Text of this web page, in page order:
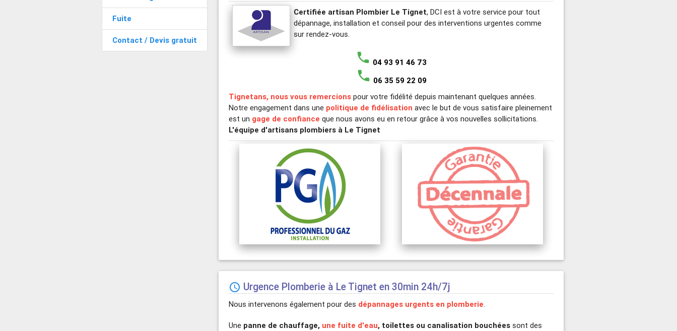
Fuite
Contact / Devis gratuit
Certifiée artisan Plombier Le Tignet, DCI est à votre service pour tout
dépannage, installation et conseil pour des interventions urgentes comme
sur rendez-vous.
phone 04 93 91 46 73
phone 06 35 59 22 09
Tignetans, nous vous remercions pour votre fidélité depuis maintenant quelques années.
Notre engagement dans une politique de fidélisation avec le but de vous satisfaire pleinement
est un gage de confiance que nous avons eu en retour grâce à vos nouvelles sollicitations.
L'équipe d'artisans plombiers à Le Tignet
 Urgence Plomberie à Le Tignet en 30min 24h/7j
Nous intervenons également pour des dépannages urgents en plomberie.
Une panne de chauffage, une fuite d'eau, toilettes ou canalisation bouchées sont des